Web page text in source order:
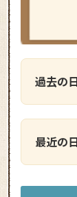
過去の
最近の